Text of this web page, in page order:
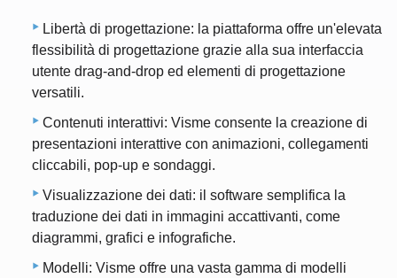
Libertà di progettazione: la piattaforma offre un'elevata
flessibilità di progettazione grazie alla sua interfaccia
utente drag-and-drop ed elementi di progettazione
versatili.
Contenuti interattivi: Visme consente la creazione di
presentazioni interattive con animazioni, collegamenti
cliccabili, pop-up e sondaggi.
Visualizzazione dei dati: il software semplifica la
traduzione dei dati in immagini accattivanti, come
diagrammi, grafici e infografiche.
Modelli: Visme offre una vasta gamma di modelli